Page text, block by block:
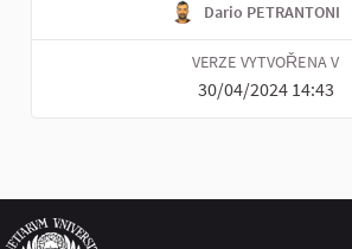
Dario PETRANTONI
VERZE VYTVOŘENA V
30/04/2024 14:43